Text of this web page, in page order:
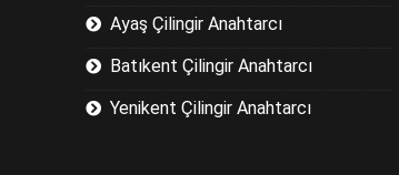
Ayaş Çilingir Anahtarcı
Batıkent Çilingir Anahtarcı
Yenikent Çilingir Anahtarcı